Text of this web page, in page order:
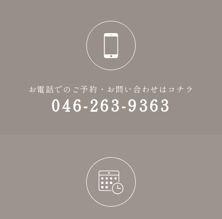
お電話でのご予約・お問い合わせはコチラ
046-263-9363